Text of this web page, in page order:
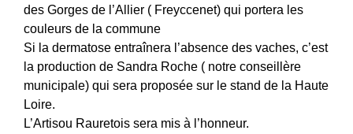
des Gorges de l’Allier ( Freyccenet) qui portera les
couleurs de la commune
Si la dermatose entraînera l’absence des vaches, c’est
la production de Sandra Roche ( notre conseillère
municipale) qui sera proposée sur le stand de la Haute
Loire.
L’Artisou Rauretois sera mis à l’honneur.